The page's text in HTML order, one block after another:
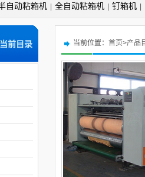
自动粘箱机 全自动粘箱机 钉箱机
当前位置： 首页>产品
当前目录